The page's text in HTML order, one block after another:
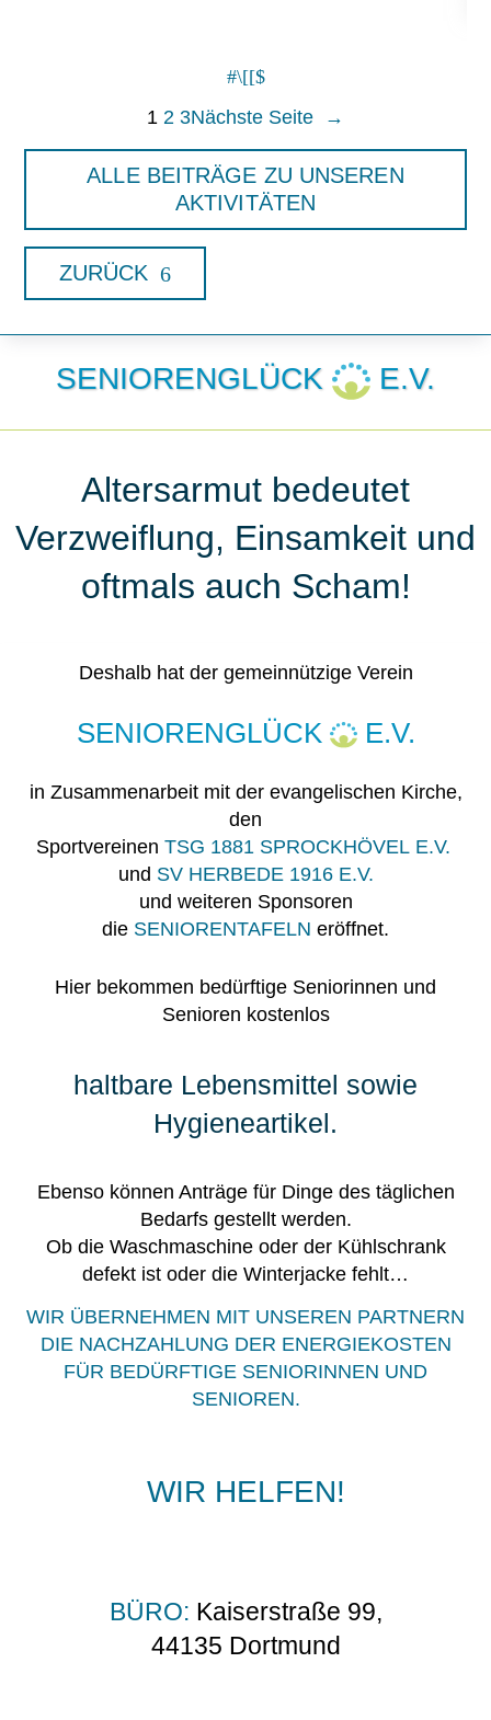
1 2 3Nächste Seite →
ALLE BEITRÄGE ZU UNSEREN
AKTIVITÄTEN
ZURÜCK
SENIORENGLÜCK E.V.
Altersarmut bedeutet
Verzweiflung, Einsamkeit und
oftmals auch Scham!
Deshalb hat der gemeinnützige Verein
SENIORENGLÜCK E.V.
in Zusammenarbeit mit der evangelischen Kirche,
den
Sportvereinen TSG 1881 SPROCKHÖVEL E.V.
und SV HERBEDE 1916 E.V.
und weiteren Sponsoren
die SENIORENTAFELN eröffnet.
Hier bekommen bedürftige Seniorinnen und
Senioren kostenlos
haltbare Lebensmittel sowie
Hygieneartikel.
Ebenso können Anträge für Dinge des täglichen
Bedarfs gestellt werden.
Ob die Waschmaschine oder der Kühlschrank
defekt ist oder die Winterjacke fehlt…
WIR ÜBERNEHMEN MIT UNSEREN PARTNERN
DIE NACHZAHLUNG DER ENERGIEKOSTEN
FÜR BEDÜRFTIGE SENIORINNEN UND
SENIOREN.
WIR HELFEN!
BÜRO: Kaiserstraße 99,
44135 Dortmund